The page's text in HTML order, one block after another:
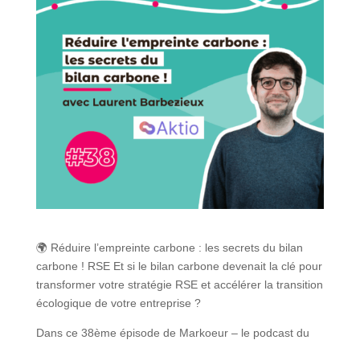
🌍 Réduire l’empreinte carbone : les secrets du bilan
carbone ! RSE Et si le bilan carbone devenait la clé pour
transformer votre stratégie RSE et accélérer la transition
écologique de votre entreprise ?
Dans ce 38ème épisode de Markoeur – le podcast du